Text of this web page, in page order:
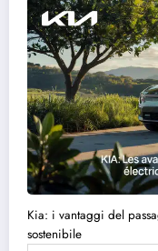
Kia: i vantaggi del
sostenibile